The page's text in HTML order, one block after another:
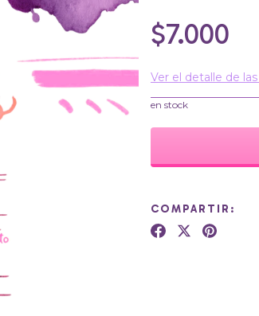
$7.000
Ver el detalle de
en stock
COMPARTIR: